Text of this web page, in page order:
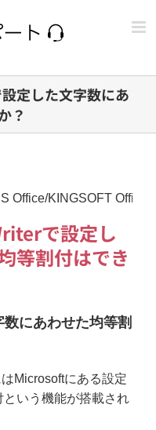
定した文字数にあ
？
Office/KINGSOFT Office
で設定し
等割付はでき
にあわせた均等割
Microsoftにある設定
いう機能が搭載され